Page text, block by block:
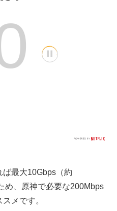
最大10Gbps（約
め、原神で必要な200Mbps
メです。